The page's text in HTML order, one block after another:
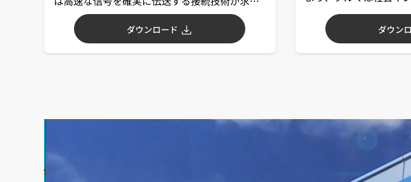
られています。また、物づくりに視点を移すと
ロボットによる基板組み立て等に対応したコネ
クタの要望もあります。今回、これらに対応し
ダウンロード
いきます。この、
イントや取り組みにつ
ダウン